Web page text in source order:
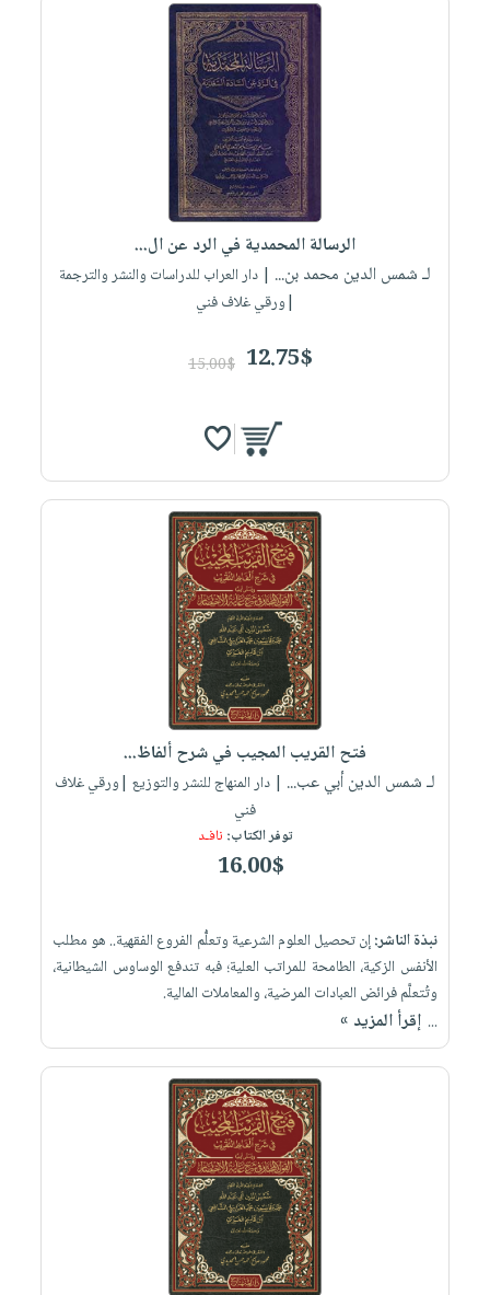
الرسالة المحمدية في الرد عن ال...
لـ شمس الدين محمد بن... | دار العراب للدراسات والنشر والترجمة
|ورقي غلاف فني
12.75$
15.00$
فتح القريب المجيب في شرح ألفاظ...
لـ شمس الدين أبي عب... | دار المنهاج للنشر والتوزيع |ورقي غلاف
فني
توفر الكتاب: نافـد
16.00$
نبذة الناشر:إن تحصيل العلوم الشرعية وتعلُّم الفروع الفقهية.. هو مطلب
الأنفس الزكية، الطامحة للمراتب العلية؛ فبه تندفع الوساوس الشيطانية،
وتُتعلَّم فرائض العبادات المرضية، والمعاملات المالية.
... إقرأ المزيد »